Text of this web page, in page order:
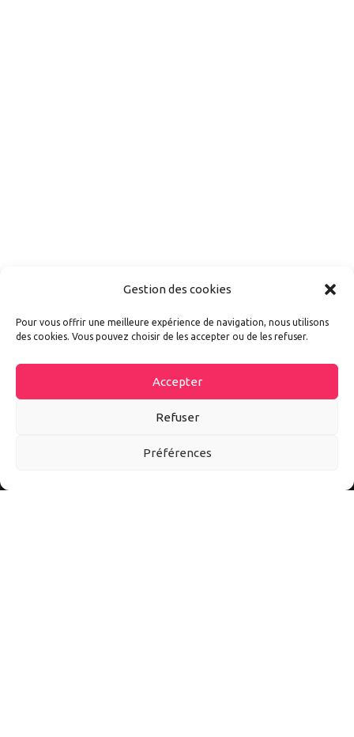
Gestion des cookies
Pour vous offrir une meilleure expérience de navigation, nous utilisons
des cookies. Vous pouvez choisir de les accepter ou de les refuser.
Accepter
Refuser
Préférences